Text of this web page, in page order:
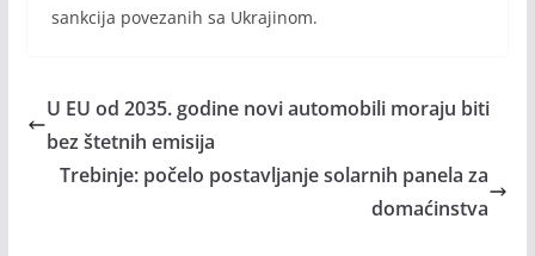
sankcija povezanih sa Ukrajinom.
U EU od 2035. godine novi automobili moraju biti
bez štetnih emisija
Trebinje: počelo postavljanje solarnih panela za
domaćinstva